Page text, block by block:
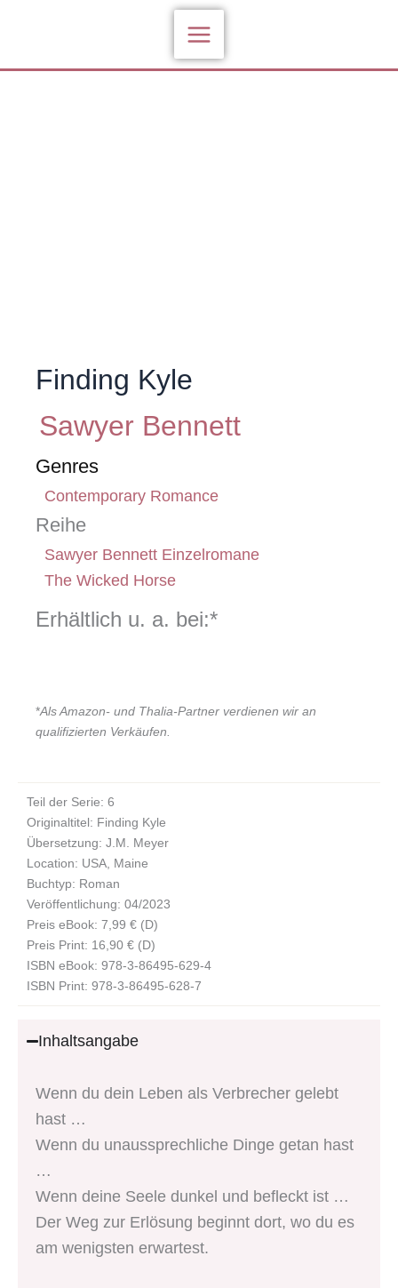
Finding Kyle
Sawyer Bennett
Genres
Contemporary Romance
Reihe
Sawyer Bennett Einzelromane
The Wicked Horse
Erhältlich u. a. bei:*
*Als Amazon- und Thalia-Partner verdienen wir an
qualifizierten Verkäufen.
Teil der Serie: 6
Originaltitel: Finding Kyle
Übersetzung: J.M. Meyer
Location: USA, Maine
Buchtyp: Roman
Veröffentlichung: 04/2023
Preis eBook: 7,99 € (D)
Preis Print: 16,90 € (D)
ISBN eBook: 978-3-86495-629-4
ISBN Print: 978-3-86495-628-7
Inhaltsangabe
Wenn du dein Leben als Verbrecher gelebt
hast …
Wenn du unaussprechliche Dinge getan hast
…
Wenn deine Seele dunkel und befleckt ist …
Der Weg zur Erlösung beginnt dort, wo du es
am wenigsten erwartest.